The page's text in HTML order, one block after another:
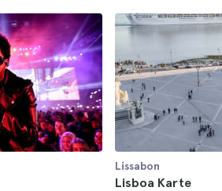
Lissabon
Lisboa Karte